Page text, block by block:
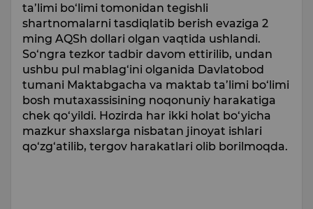
ta’limi bo‘limi tomonidan tegishli
shartnomalarni tasdiqlatib berish evaziga 2
ming AQSh dollari olgan vaqtida ushlandi.
So‘ngra tezkor tadbir davom ettirilib, undan
ushbu pul mablag‘ini olganida Davlatobod
tumani Maktabgacha va maktab ta’limi bo‘limi
bosh mutaxassisining noqonuniy harakatiga
chek qo‘yildi. Hozirda har ikki holat bo‘yicha
mazkur shaxslarga nisbatan jinoyat ishlari
qo‘zg‘atilib, tergov harakatlari olib borilmoqda.